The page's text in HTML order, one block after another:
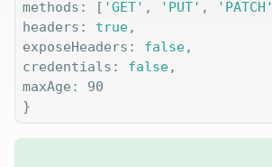
methods: [ 'GET' , 'PUT' , 'PATCH'
headers: true,
exposeHeaders: false,
credentials: false,
maxAge: 90
}